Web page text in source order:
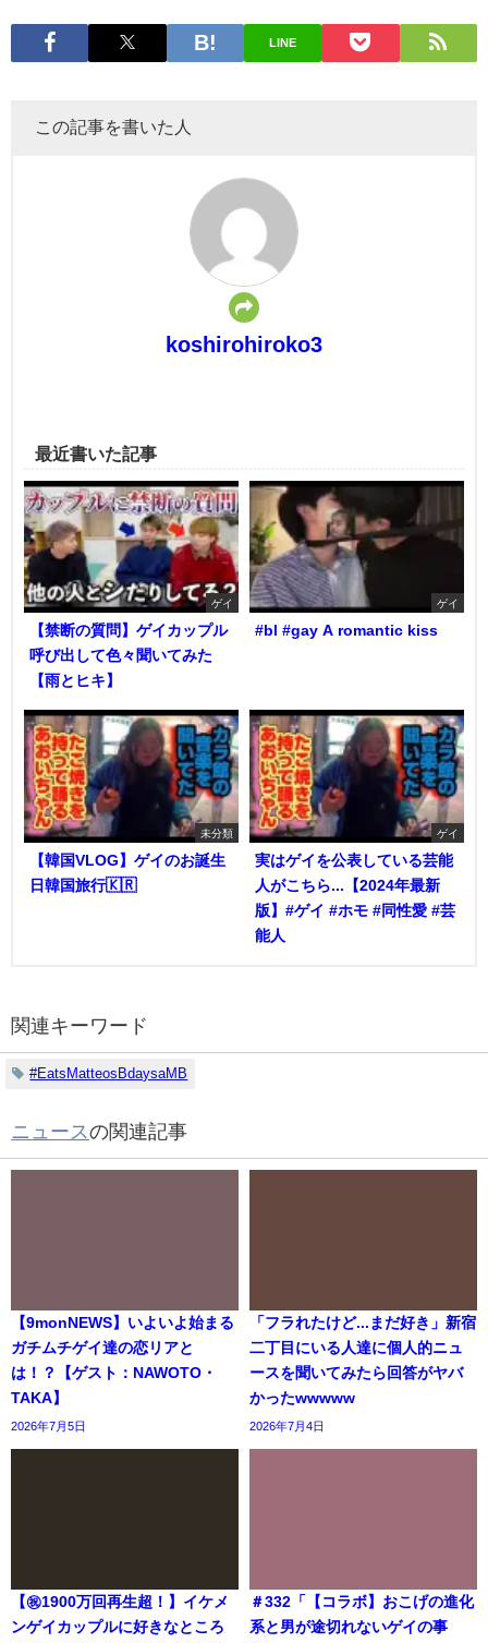
LINE
この記事を書いた人
koshirohiroko3
最近書いた記事
ゲイ
【禁断の質問】ゲイカップル
呼び出して色々聞いてみた
【雨とヒキ】
ゲイ
#bl #gay A romantic kiss
未分類
【韓国VLOG】ゲイのお誕生
日韓国旅行🇰🇷
ゲイ
実はゲイを公表している芸能
人がこちら...【2024年最新
版】#ゲイ #ホモ #同性愛 #芸
能人
関連キーワード
#EatsMatteosBdaysaMB
ニュースの関連記事
【9monNEWS】いよいよ始まる
ガチムチゲイ達の恋リアと
は！？【ゲスト：NAWOTO・
TAKA】
2026年7月5日
「フラれたけど...まだ好き」新宿
二丁目にいる人達に個人的ニュ
ースを聞いてみたら回答がヤバ
かったwwwww
2026年7月4日
【㊗️1900万回再生超！】イケメ
ンゲイカップルに好きなところ
＃332「【コラボ】おこげの進化
系と男が途切れないゲイの事